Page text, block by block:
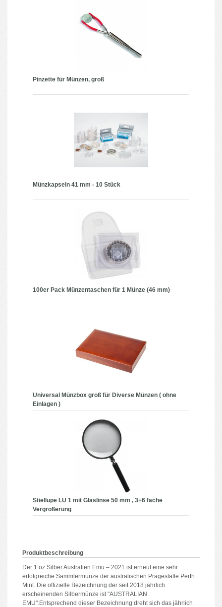
Pinzette für Münzen, groß
Münzkapseln 41 mm - 10 Stück
100er Pack Münzentaschen für 1 Münze (46 mm)
Universal Münzbox groß für Diverse Münzen ( ohne
Einlagen )
Stiellupe LU 1 mit Glaslinse 50 mm , 3+6 fache
Vergrößerung
Produktbeschreibung
Der 1 oz Silber Australien Emu – 2021 ist erneut eine sehr
erfolgreiche Sammlermünze der australischen Prägestätte Perth
Mint. Die offizielle Bezeichnung der seit 2018 jährlich
erscheinenden Silbermünze ist "AUSTRALIAN
EMU".Entsprechend dieser Bezeichnung dreht sich das jährlich